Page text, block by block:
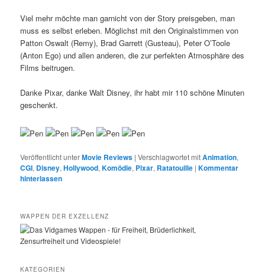
Viel mehr möchte man garnicht von der Story preisgeben, man
muss es selbst erleben. Möglichst mit den Originalstimmen von
Patton Oswalt (Remy), Brad Garrett (Gusteau), Peter O’Toole
(Anton Ego) und allen anderen, die zur perfekten Atmosphäre des
Films beitrugen.
Danke Pixar, danke Walt Disney, ihr habt mir 110 schöne Minuten
geschenkt.
Veröffentlicht unterMovie Reviews |Verschlagwortet mitAnimation,
CGI, Disney,Hollywood,Komödie, Pixar, Ratatouille |Kommentar
hinterlassen
WAPPEN DER EXZELLENZ
KATEGORIEN